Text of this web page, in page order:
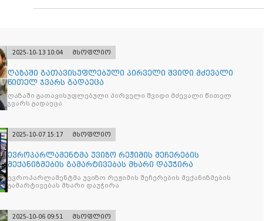
2025-10-13 10:04 მსოფლიო
ღაზაში გათავისუფლებული პირველი შვიდი მძევალი
წითელ ჯვარს გადაეცა
ღაზაში გათავისუფლებული პირველი შვიდი მძევალი წითელ
ჯვარს გადაეცა
2025-10-07 15:17 მსოფლიო
ევროპარლამენტმა უვიზო რეჟიმის შეჩერების
მექანიზმების გამარტივებას მხარი დაუჭირა
ევროპარლამენტმა უვიზო რეჟიმის შეჩერების მექანიზმების
გამარტივებას მხარი დაუჭირა
2025-10-06 09:51 მსოფლიო